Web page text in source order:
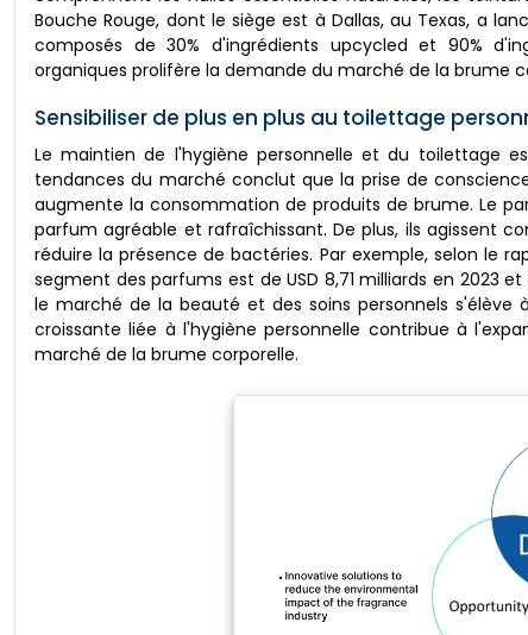
Bouche Rouge, dont le siège est à Dallas, au Texas, a
composés de 30% d'ingrédients upcycled et 90%
organiques prolifère la demande du marché de la brume
Sensibiliser de plus en plus au toilettage
Le maintien de l'hygiène personnelle et du toilettage
tendances du marché conclut que la prise de
augmente la consommation de produits de brume. Le
parfum agréable et rafraîchissant. De plus, ils agissent
réduire la présence de bactéries. Par exemple, selon le
segment des parfums est de USD 8,71 milliards en 2023
le marché de la beauté et des soins personnels s'élève
croissante liée à l'hygiène personnelle contribue à
marché de la brume corporelle.